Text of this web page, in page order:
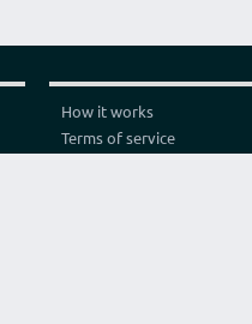
How it works
Terms of service